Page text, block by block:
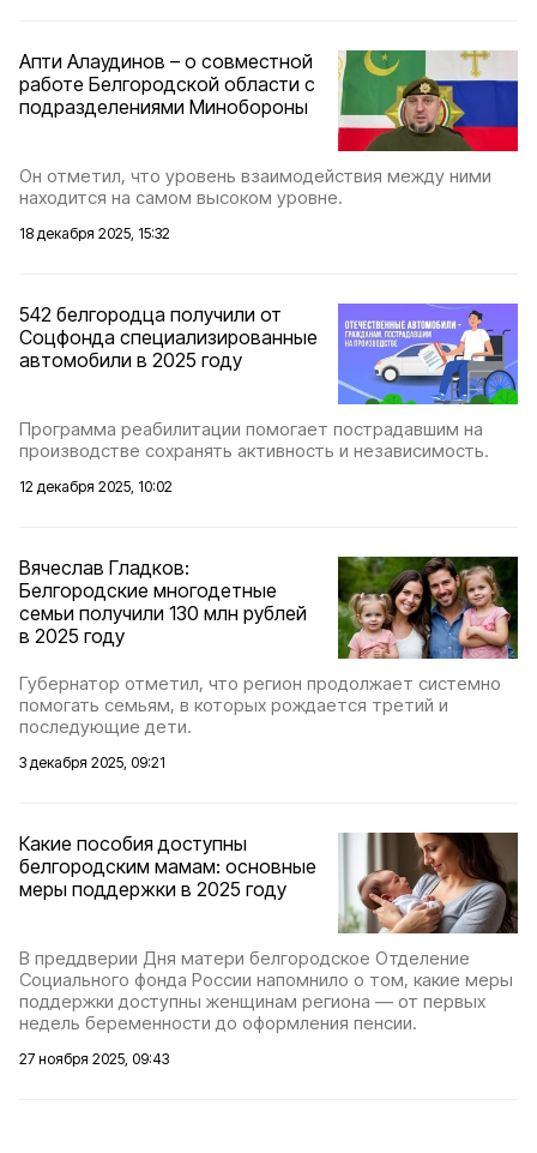
Апти Алаудинов – о совместной
работе Белгородской области с
подразделениями Минобороны
Он отметил, что уровень взаимодействия между ними
находится на самом высоком уровне.
18 декабря 2025, 15:32
542 белгородца получили от
Соцфонда специализированные
автомобили в 2025 году
Программа реабилитации помогает пострадавшим на
производстве сохранять активность и независимость.
12 декабря 2025, 10:02
Вячеслав Гладков:
Белгородские многодетные
семьи получили 130 млн рублей
в 2025 году
Губернатор отметил, что регион продолжает системно
помогать семьям, в которых рождается третий и
последующие дети.
3 декабря 2025, 09:21
Какие пособия доступны
белгородским мамам: основные
меры поддержки в 2025 году
В преддверии Дня матери белгородское Отделение
Социального фонда России напомнило о том, какие меры
поддержки доступны женщинам региона — от первых
недель беременности до оформления пенсии.
27 ноября 2025, 09:43